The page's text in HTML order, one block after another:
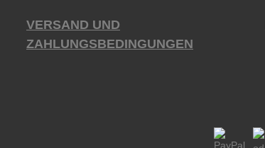
VERSAND UND
ZAHLUNGSBEDINGUNGEN